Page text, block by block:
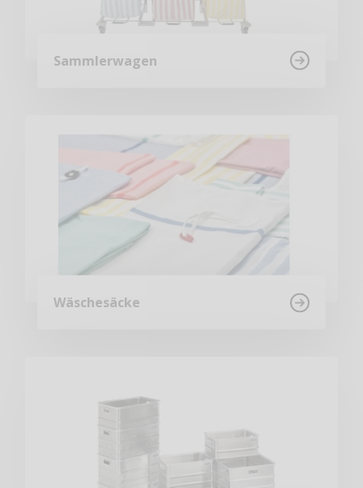
Sammlerwagen
Wäschesäcke